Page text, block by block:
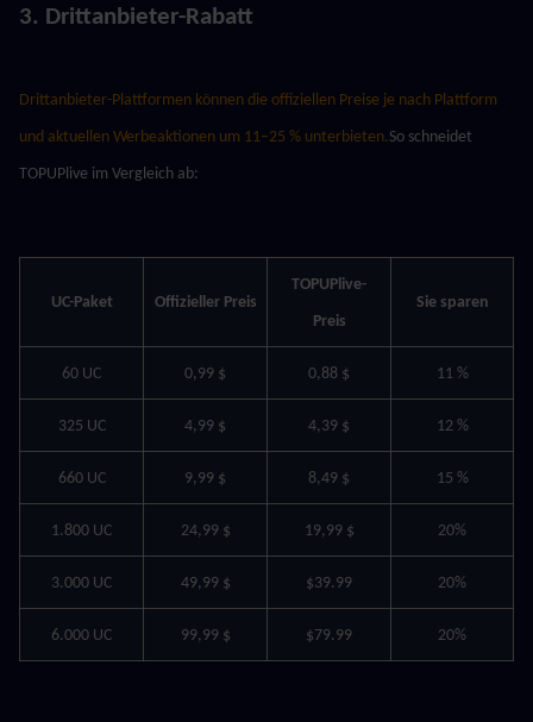
3. Drittanbieter-Rabatt
Drittanbieter-Plattformen können die offiziellen Preise je nach Plattform
und aktuellen Werbeaktionen um 11–25 % unterbieten.So schneidet
TOPUPlive im Vergleich ab:
UC-Paket Offizieller Preis
TOPUPlive-
Preis
Sie sparen
60 UC 0,99 $ 0,88 $ 11 %
325 UC 4,99 $ 4,39 $ 12 %
660 UC 9,99 $ 8,49 $ 15 %
1.800 UC 24,99 $ 19,99 $ 20%
3.000 UC 49,99 $ $39.99 20%
6.000 UC 99,99 $ $79.99 20%